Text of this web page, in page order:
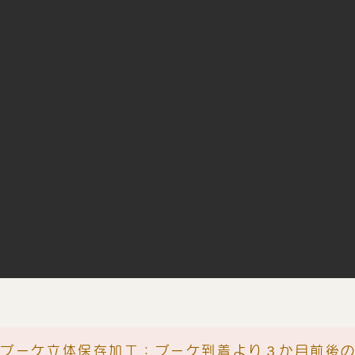
ーケ立体保存加工：ブーケ到着より３か月前後